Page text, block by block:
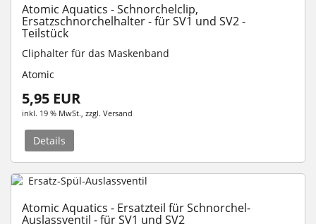
Atomic Aquatics - Schnorchelclip,
Ersatzschnorchelhalter - für SV1 und SV2 -
Teilstück
Cliphalter für das Maskenband
Atomic
5,95 EUR
inkl. 19 % MwSt. , zzgl. Versand
Details
Atomic Aquatics - Ersatzteil für Schnorchel-
Auslassventil - für SV1 und SV2